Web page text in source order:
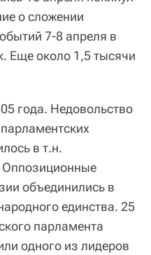
о сложении
7-8 апреля в
Еще около 1,5 тысячи
года. Недовольство
в т.н.
объединились в
единства. 25
парламента
одного из лидеров